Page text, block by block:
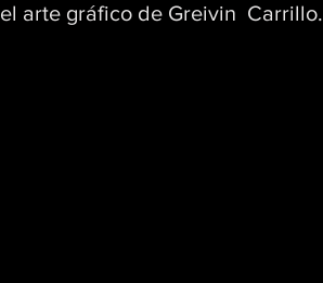
el arte gráfico de Greivin  Carrillo.